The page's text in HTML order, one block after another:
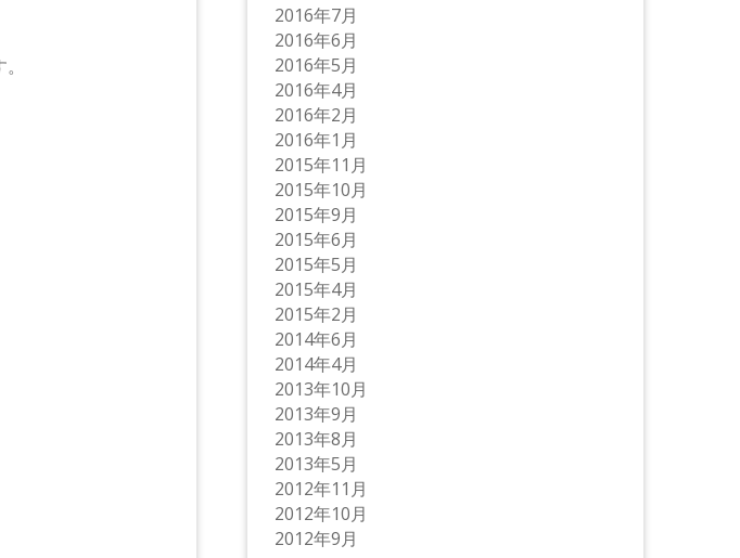
2016年7月
2016年6月
2016年5月
2016年4月
2016年2月
2016年1月
2015年11月
2015年10月
2015年9月
2015年6月
2015年5月
2015年4月
2015年2月
2014年6月
2014年4月
2013年10月
2013年9月
2013年8月
2013年5月
2012年11月
2012年10月
2012年9月